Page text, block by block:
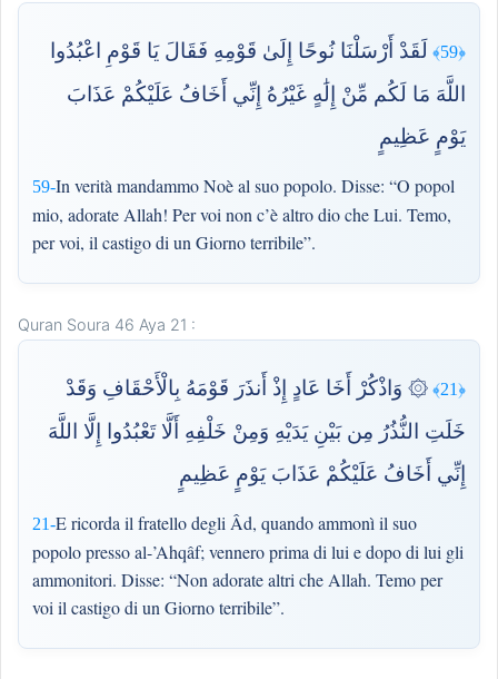
﴿59﴾
لَقَدْ أَرْسَلْنَا نُوحًا إِلَىٰ قَوْمِهِ فَقَالَ يَا قَوْمِ اعْبُدُوا
اللَّهَ مَا لَكُم مِّنْ إِلَٰهٍ غَيْرُهُ إِنِّي أَخَافُ عَلَيْكُمْ عَذَابَ
يَوْمٍ عَظِيمٍ
59-In verità mandammo Noè al suo popolo. Disse: “O popol
mio, adorate Allah! Per voi non c’è altro dio che Lui. Temo,
per voi, il castigo di un Giorno terribile”.
Quran Soura 46 Aya 21 :
﴿21﴾
۞ وَاذْكُرْ أَخَا عَادٍ إِذْ أَنذَرَ قَوْمَهُ بِالْأَحْقَافِ وَقَدْ
خَلَتِ النُّذُرُ مِن بَيْنِ يَدَيْهِ وَمِنْ خَلْفِهِ أَلَّا تَعْبُدُوا إِلَّا اللَّهَ
إِنِّي أَخَافُ عَلَيْكُمْ عَذَابَ يَوْمٍ عَظِيمٍ
21-E ricorda il fratello degli Âd, quando ammonì il suo
popolo presso al-’Ahqâf; vennero prima di lui e dopo di lui gli
ammonitori. Disse: “Non adorate altri che Allah. Temo per
voi il castigo di un Giorno terribile”.